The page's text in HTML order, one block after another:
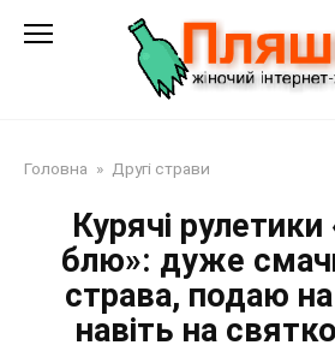
Головна » Другі страви
Курячі
блю»: дуже
страва, подаю
навіть на